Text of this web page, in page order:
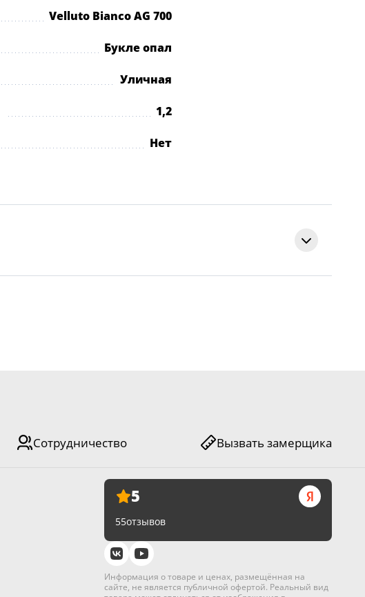
Velluto Bianco AG 700
Букле опал
Уличная
1,2
Нет
Сотрудничество Вызвать замерщика
5
55отзывов
Информация о товаре и ценах, размещённая на
сайте, не является публичной офертой. Реальный вид